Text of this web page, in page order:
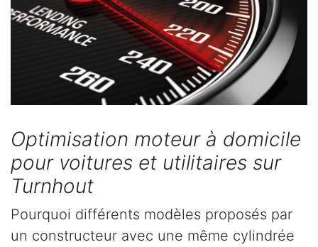
Optimisation moteur à domicile
pour voitures et utilitaires sur
Turnhout
Pourquoi différents modèles proposés par
un constructeur avec une même cylindrée